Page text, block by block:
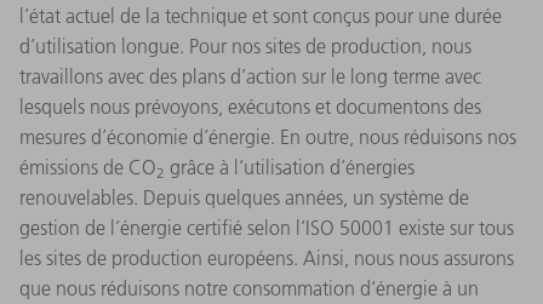
l’état actuel de la technique et sont conçus pour une durée
d’utilisation longue. Pour nos sites de production, nous
travaillons avec des plans d’action sur le long terme avec
lesquels nous prévoyons, exécutons et documentons des
mesures d’économie d’énergie. En outre, nous réduisons nos
émissions de CO2 grâce à l’utilisation d’énergies
renouvelables. Depuis quelques années, un système de
gestion de l’énergie certifié selon l’ISO 50001 existe sur tous
les sites de production européens. Ainsi, nous nous assurons
que nous réduisons notre consommation d’énergie à un